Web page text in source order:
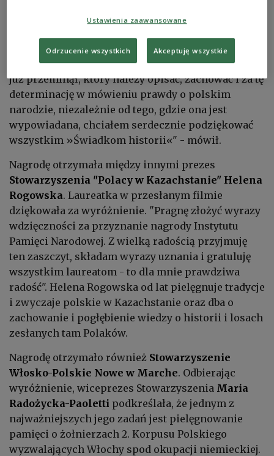
opowiadają o świecie pełnym cierpienia, pełnym
nami nie ma. To świadkowie niosą właśnie brzemię
odpowiedzialności za tę opowieść o świecie, który
już przeminął, który należy opisać, zachować i za tę
determinację w mówieniu prawdy o polskim
narodzie, niezależnie od tego, gdzie ona jest
wypowiadana, chciałem serdecznie podziękować
wszystkim »Świadkom historii«" - mówił.
Nagrodę otrzymała między innymi prezes
Stowarzyszenia "Polacy w Kazachstanie" Helena
Rogowska. Laureatka w przesłanym filmie
dziękowała za wyróżnienie. "Pragnę złożyć wyrazy
wdzięczności za przyznanie nagrody Instytutu
Pamięci Narodowej. Z wielką radością przyjmuję
ten zaszczyt, składam wyrazy uznania i gratuluję
wszystkim laureatom - to dla mnie prawdziwa
radość". Helena Rogowska od lat pielęgnuje tradycje
i zwyczaje polskie w Kazachstanie oraz dba o
zachowanie i pogłębienie wiedzy o historii i losach
zesłanych tam Polaków.
Nagrodę otrzymało również Stowarzyszenie
Włosko-Polskie Nowe w Marche. Odbierając
wyróżnienie, wiceprezes Stowarzyszenia Maria
Radożycka-Paoletti podkreślała, że jednym z
najważniejszych jego zadań jest pielęgnowanie
pamięci o żołnierzach 2. Korpusu Polskiego
wyzwalających Włochy spod okupacji niemieckiej.
Ustawienia zaawansowane
Odrzucenie wszystkich Akceptuję wszystkie